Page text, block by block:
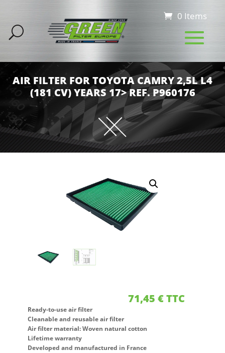
0 Items
AIR FILTER FOR TOYOTA CAMRY 2,5L L4
(181 CV) YEARS 17> REF. P960176
71,45€TTC
Ready-to-use air filter
Cleanable and reusable air filter
Air filter material: Woven natural cotton
Lifetime warranty
Developed and manufactured in France